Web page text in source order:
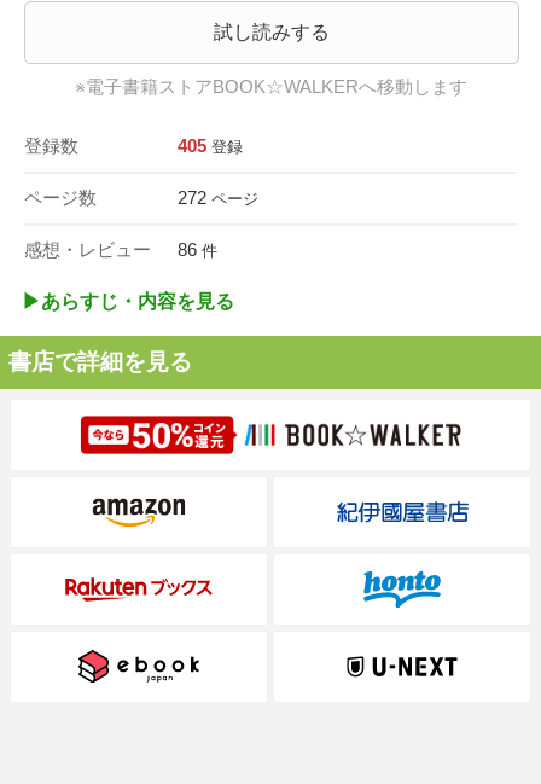
試し読みする
※電子書籍ストアBOOK☆WALKERへ移動します
登録数 405 登録
ページ数 272 ページ
感想・レビュー 86 件
▶︎あらすじ・内容を見る
書店で詳細を見る